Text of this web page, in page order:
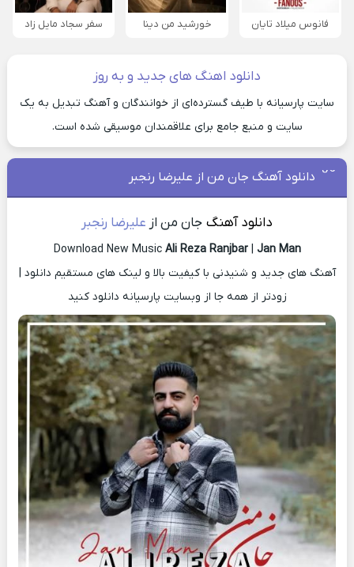
فانوس میلاد تایان خورشید من دینا سفر سجاد مایل زاد
دانلود اهنگ های جدید و به روز
سایت پارسیانه با طیف گسترده‌ای از خوانندگان و آهنگ تبدیل به یک
سایت و منبع جامع برای علاقمندان موسیقی شده است.
دانلود آهنگ جان من از علیرضا رنجبر
دانلود آهنگ جان من از علیرضا رنجبر
Download New Music Ali Reza Ranjbar| Jan Man
آهنگ های جدید و شنیدنی با کیفیت بالا و لینک های مستقیم دانلود |
زودتر از همه جا از وبسایت پارسیانه دانلود کنید